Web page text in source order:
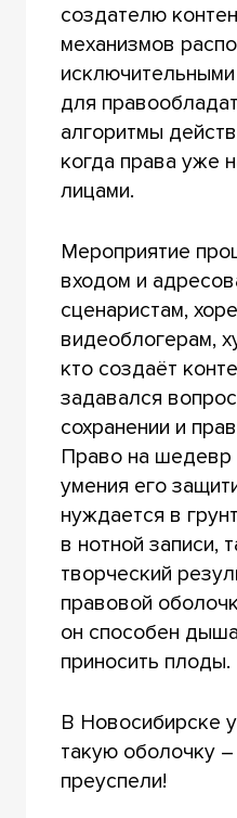
создателю
механизмов
для
алгоритмы
когда права уже
лицами.
Мероприятие
входом и
сценаристам,
видеоблогерам,
кто создаёт
задавался
сохранении и
Право на шедевр
умения его
нуждается в
в нотной записи,
творческий
правовой
он способен
приносить плоды.
В Новосибирске
такую оболочку
преуспели!